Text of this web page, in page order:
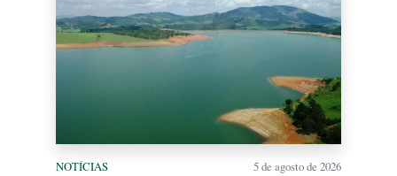
NOTÍCIAS 5 de agosto de 2026